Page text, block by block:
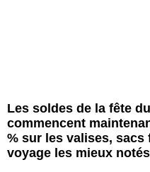
Les soldes de la fête
commencent
% sur les valises,
voyage les mieux notés